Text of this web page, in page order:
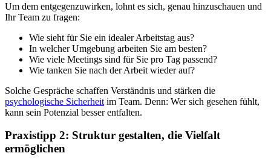
Um dem entgegenzuwirken, lohnt es sich, genau hinzuschauen und
Ihr Team zu fragen:
Wie sieht für Sie ein idealer Arbeitstag aus?
In welcher Umgebung arbeiten Sie am besten?
Wie viele Meetings sind für Sie pro Tag passend?
Wie tanken Sie nach der Arbeit wieder auf?
Solche Gespräche schaffen Verständnis und stärken die
psychologische Sicherheit im Team. Denn: Wer sich gesehen fühlt,
kann sein Potenzial besser entfalten.
Praxistipp 2: Struktur gestalten, die Vielfalt
ermöglichen